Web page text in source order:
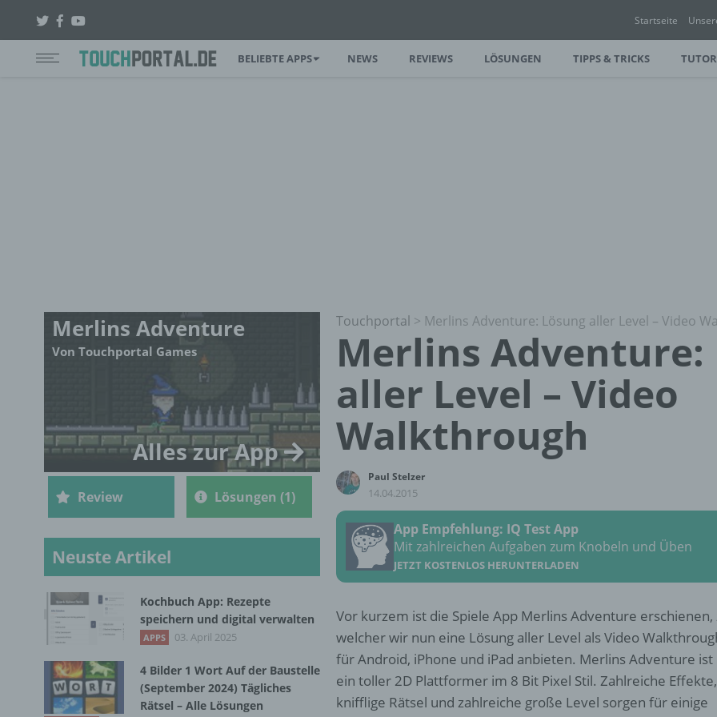
Startseite
BELIEBTE APPS NEWS REVIEWS LÖSUNGEN TIPPS & TRICKS
Touchportal > Merlins Adventure: Lösung aller Level – Video
Merlins Adventure:
aller Level – Video
Walkthrough
Paul Stelzer
14.04.2015
App Empfehlung: IQ Test App
Mit zahlreichen Aufgaben zum Knobeln und Üben
JETZT KOSTENLOS HERUNTERLADEN
Vor kurzem ist die Spiele App Merlins Adventure erschienen,
welcher wir nun eine Lösung aller Level als Video
für Android, iPhone und iPad anbieten. Merlins Adventure ist
ein toller 2D Plattformer im 8 Bit Pixel Stil. Zahlreiche Effekte,
knifflige Rätsel und zahlreiche große Level sorgen für einige
Merlins Adventure
Von Touchportal Games
Alles zur App
Review Lösungen (1)
Neuste Artikel
Kochbuch App: Rezepte
speichern und digital verwalten
APPS 03. April 2025
4 Bilder 1 Wort Auf der Baustelle
(September 2024) Tägliches
Rätsel – Alle Lösungen